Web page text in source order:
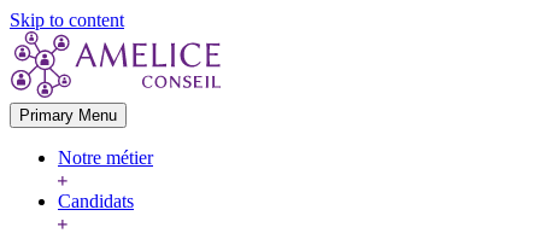
Skip to content
Primary Menu
Notre métier
Candidats